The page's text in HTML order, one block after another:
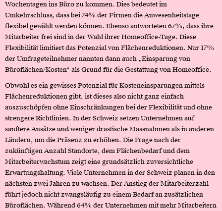
Wochentagen ins Büro zu kommen. Dies bedeutet im
Umkehrschluss, dass bei 74% der Firmen die Anwesenheitstage
flexibel gewählt werden können. Ebenso antworteten 67%, dass ihre
Mitarbeiter frei sind in der Wahl ihrer Homeoffice-Tage. Diese
Flexibilität limitiert das Potenzial von Flächenreduktionen. Nur 17%
der Umfrageteilnehmer nannten dann auch „Einsparung von
Büroflächen/Kosten“ als Grund für die Gestattung von Homeoffice.
Obwohl es ein gewisses Potenzial für Kosteneinsparungen mittels
Flächenreduktionen gibt, ist dieses also nicht ganz einfach
auszuschöpfen ohne Einschränkungen bei der Flexibilität und ohne
strengere Richtlinien. In der Schweiz setzen Unternehmen auf
sanftere Ansätze und weniger drastische Massnahmen als in anderen
Ländern, um die Präsenz zu erhöhen. Die Frage nach der
zukünftigen Anzahl Standorte, dem Flächenbedarf und dem
Mitarbeiterwachstum zeigt eine grundsätzlich zuversichtliche
Erwartungshaltung. Viele Unternehmen in der Schweiz planen in den
nächsten zwei Jahren zu wachsen. Der Anstieg der Mitarbeiterzahl
führt jedoch nicht zwangsläufig zu einem Bedarf an zusätzlichen
Büroflächen. Während 64% der Unternehmen mit mehr Mitarbeitern